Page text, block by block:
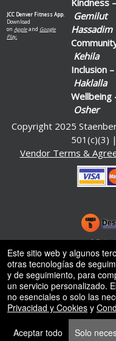
JCC Denver Fitness App.
Download
on Appleand Google
Play.
Gemilut
Hassadim
Kehila
Inclusion –
Haklalla
Wellbeing
Osher
Copyright 2025
501(c)(3)
Vendor Terms &
Sistema de venta
Software de venta de© Todos
Este sitio web y algunos
otras tecnologías de
y de seguimiento, para
un servicio personalizado.
no esenciales o solo las
Privacidad y Cookies y
Aceptar todo Solo